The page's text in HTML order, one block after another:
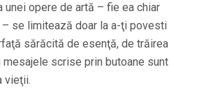
unei opere de artă – fie ea chiar
se limitează doar la a-ţi povesti
sărăcită de esenţă, de trăirea
scrise prin butoane sunt
vieţii.